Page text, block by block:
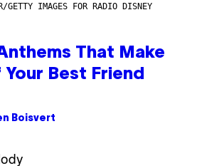
GETTY IMAGES FOR RADIO DISNEY
That Make
Your Best Friend
Boisvert